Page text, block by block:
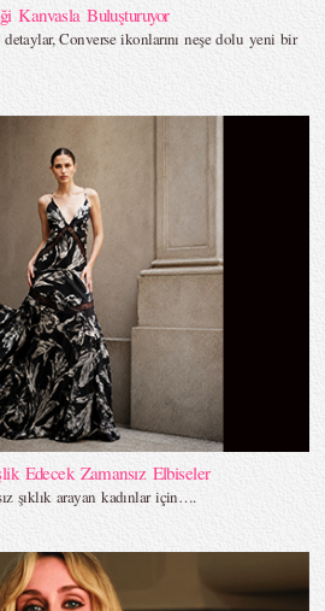
Kanvasla Buluşturuyor
Converse ikonlarını neşe dolu yeni bir
Edecek Zamansız Elbiseler
şıklık arayan kadınlar için….